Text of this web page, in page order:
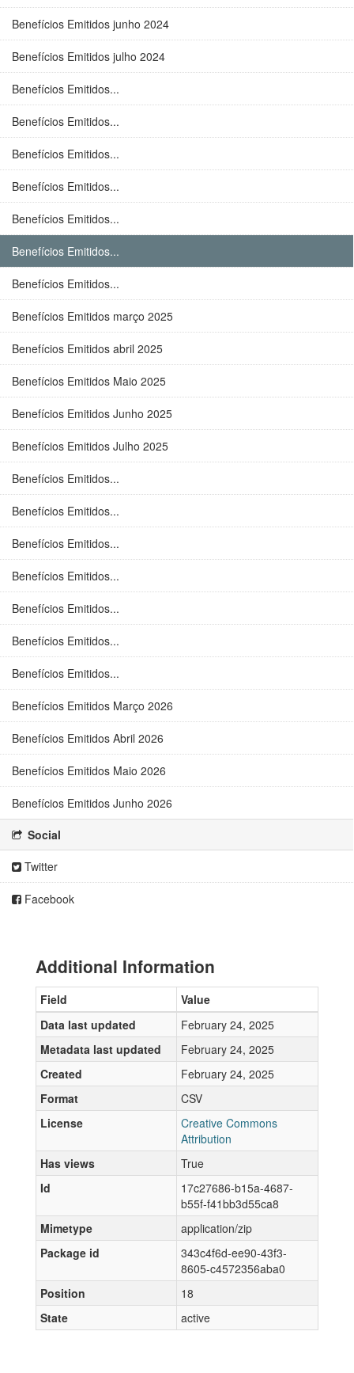
Benefícios Emitidos junho 2024
Benefícios Emitidos julho 2024
Benefícios Emitidos...
Benefícios Emitidos...
Benefícios Emitidos...
Benefícios Emitidos...
Benefícios Emitidos...
Benefícios Emitidos...
Benefícios Emitidos...
Benefícios Emitidos março 2025
Benefícios Emitidos abril 2025
Benefícios Emitidos Maio 2025
Benefícios Emitidos Junho 2025
Benefícios Emitidos Julho 2025
Benefícios Emitidos...
Benefícios Emitidos...
Benefícios Emitidos...
Benefícios Emitidos...
Benefícios Emitidos...
Benefícios Emitidos...
Benefícios Emitidos...
Benefícios Emitidos Março 2026
Benefícios Emitidos Abril 2026
Benefícios Emitidos Maio 2026
Benefícios Emitidos Junho 2026
Social
Twitter
Facebook
Additional Information
Field
Value
Data last updated
February 24, 2025
Metadata last updated
February 24, 2025
Created
February 24, 2025
Format
CSV
License
Creative Commons
Attribution
Has views
True
Id
17c27686-b15a-4687-
b55f-f41bb3d55ca8
Mimetype
application/zip
Package id
343c4f6d-ee90-43f3-
8605-c4572356aba0
Position
18
State
active